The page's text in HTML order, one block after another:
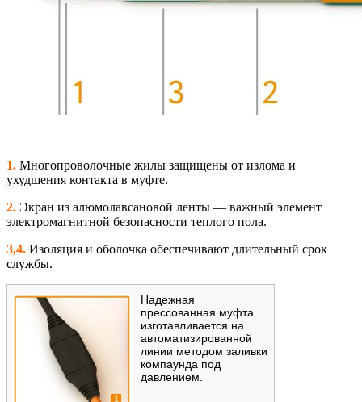
1. Многопроволочные жилы защищены от излома и
ухудшения контакта в муфте.
2. Экран из алюмолавсановой ленты — важный элемент
электромагнитной безопасности теплого пола.
3,4. Изоляция и оболочка обеспечивают длительный срок
службы.
Надежная
прессованная муфта
изготавливается на
автоматизированной
линии методом заливки
компаунда под
давлением.